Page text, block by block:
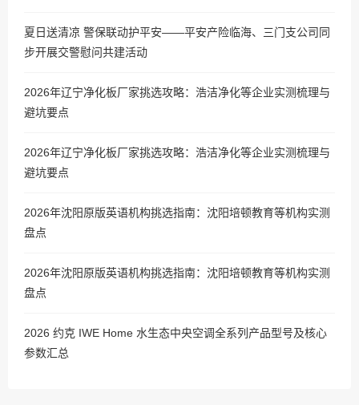
夏日送清凉 警保联动护平安——平安产险临海、三门支公司同
步开展交警慰问共建活动
2026年辽宁净化板厂家挑选攻略：浩洁净化等企业实测梳理与
避坑要点
2026年辽宁净化板厂家挑选攻略：浩洁净化等企业实测梳理与
避坑要点
2026年沈阳原版英语机构挑选指南：沈阳培顿教育等机构实测
盘点
2026年沈阳原版英语机构挑选指南：沈阳培顿教育等机构实测
盘点
2026 约克 IWE Home 水生态中央空调全系列产品型号及核心
参数汇总